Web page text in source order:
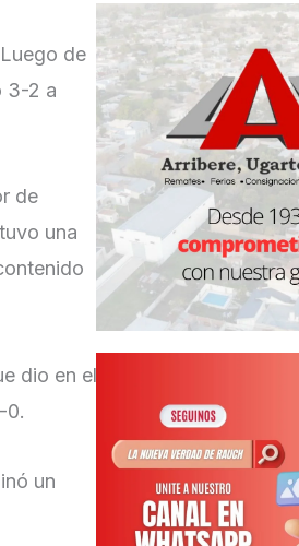
de
3-2 a
de
una
dio en el
0.
un